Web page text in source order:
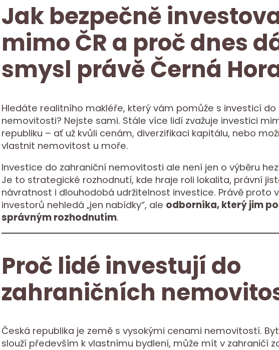
Jak bezpečně
mimo ČR a proč dnes
smysl právě Černá
Hledáte realitního makléře, který vám pomůže s investicí do
nemovitosti? Nejste sami. Stále více lidí zvažuje investici
republiku – ať už kvůli cenám, diverzifikaci kapitálu, nebo
vlastnit nemovitost u moře.
Investice do zahraniční nemovitosti ale není jen o výběru
Je to strategické rozhodnutí, kde hraje roli lokalita, právní
návratnost i dlouhodobá udržitelnost investice. Právě proto
investorů nehledá „jen nabídky“, ale odborníka, který jim
správným rozhodnutím.
Proč lidé investují do
zahraničních
Česká republika je země s vysokými cenami nemovitostí.
slouží především k vlastnímu bydlení, může mít v zahraničí